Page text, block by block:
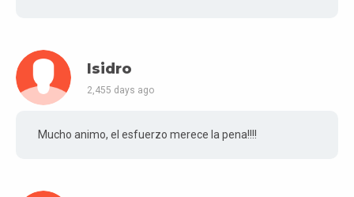
Isidro
2,455 days ago
Mucho animo, el esfuerzo merece la pena!!!!